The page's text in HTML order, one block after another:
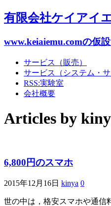
有限会社ケイアイ
www.keiaiemu.comの仮設
サービス（販売）
サービス（システム・サ
RSS:実験室
会社概要
Articles by
6,800円のスマホ
2015年12月16日 kinya 0
世の中は，格安スマホや通信